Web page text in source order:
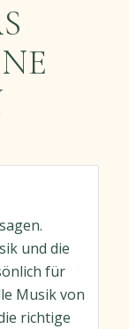
und die
für
Musik von
richtige